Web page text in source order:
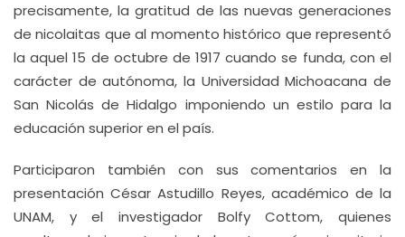
precisamente, la gratitud de las nuevas generaciones
de nicolaitas que al momento histórico que representó
la aquel 15 de octubre de 1917 cuando se funda, con el
carácter de autónoma, la Universidad Michoacana de
San Nicolás de Hidalgo imponiendo un estilo para la
educación superior en el país.
Participaron también con sus comentarios en la
presentación César Astudillo Reyes, académico de la
UNAM, y el investigador Bolfy Cottom, quienes